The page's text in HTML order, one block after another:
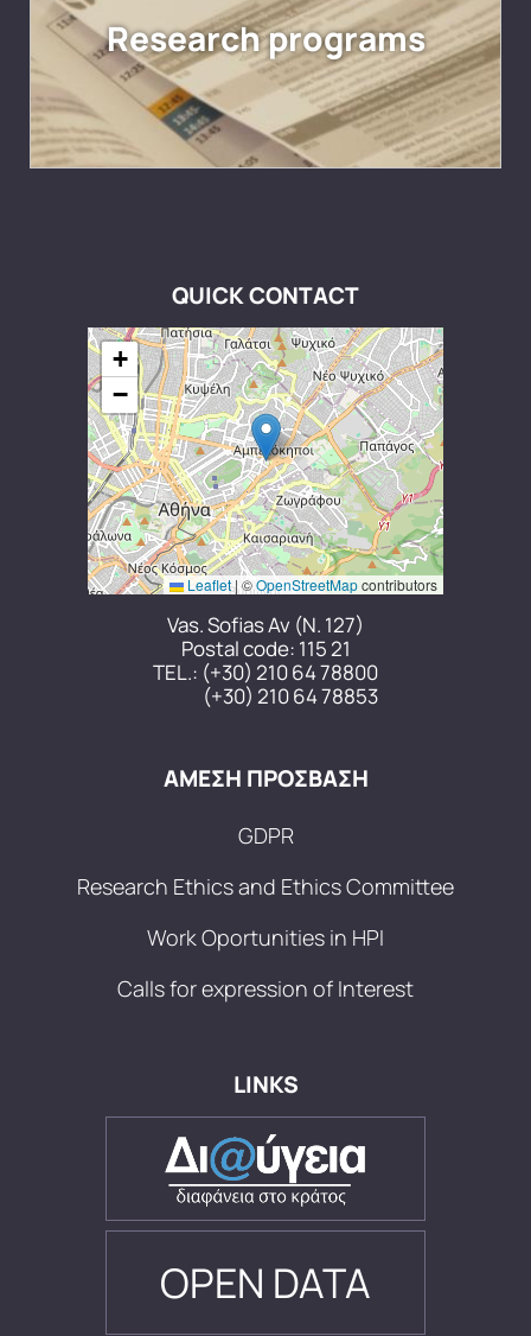
Research programs
QUICK CONTACT
+
−
Leaflet|©OpenStreetMapcontributors
Vas. Sofias Av (N. 127)
Postal code: 115 21
TEL.: (+30) 210 64 78800
(+30) 210 64 78853
ΑΜΕΣΗ ΠΡΟΣΒΑΣΗ
GDPR
Research Ethics and Ethics Committee
Work Oportunities in HPI
Calls for expression of Interest
LINKS
OPEN DATA